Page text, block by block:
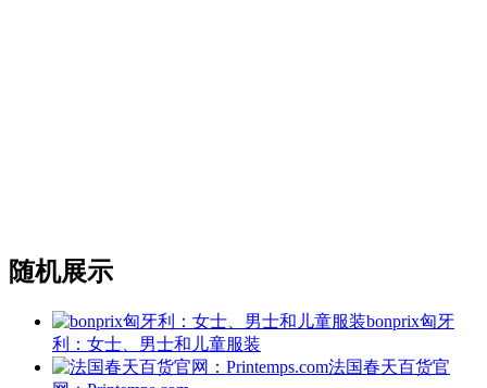
随机展示
bonprix匈牙
利：女士、男士和儿童服装
法国春天百货官